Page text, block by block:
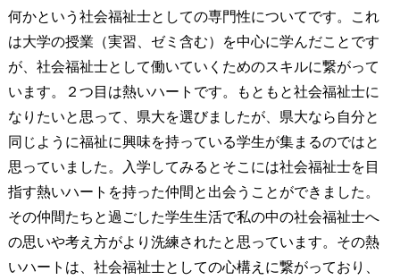
何かという社会福祉士としての専門性についてです。これ
は大学の授業（実習、ゼミ含む）を中心に学んだことです
が、社会福祉士として働いていくためのスキルに繋がって
います。２つ目は熱いハートです。もともと社会福祉士に
なりたいと思って、県大を選びましたが、県大なら自分と
同じように福祉に興味を持っている学生が集まるのではと
思っていました。入学してみるとそこには社会福祉士を目
指す熱いハートを持った仲間と出会うことができました。
その仲間たちと過ごした学生生活で私の中の社会福祉士へ
の思いや考え方がより洗練されたと思っています。その熱
いハートは、社会福祉士としての心構えに繋がっており、